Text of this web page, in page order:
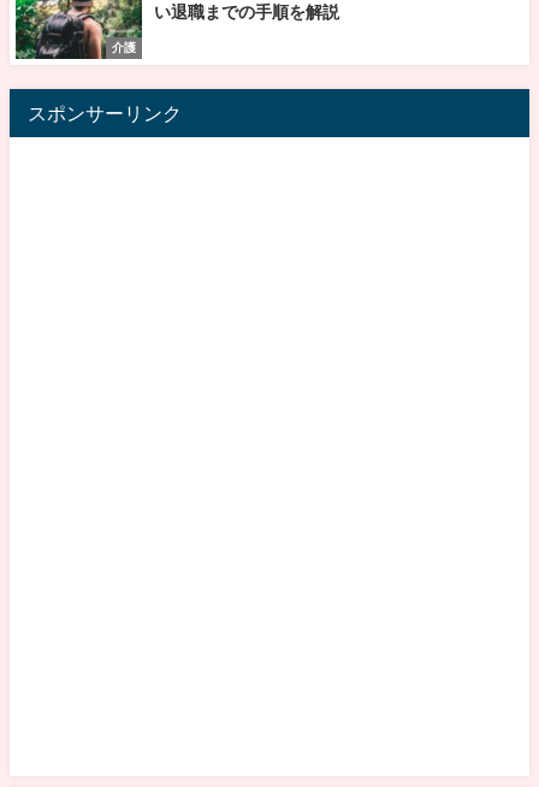
介護
い退職までの手順を解説
スポンサーリンク